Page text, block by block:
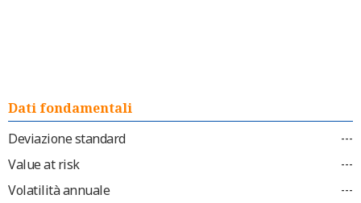
Dati fondamentali
Deviazione standard
---
Value at risk ---
Volatilità annuale ---